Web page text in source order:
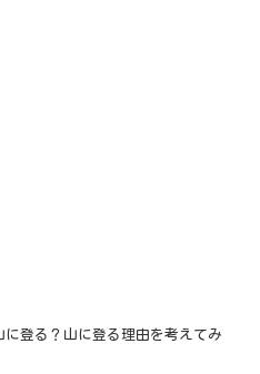
に登る？山に登る理由を考えてみ